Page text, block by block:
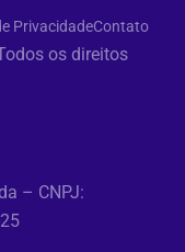
PrivacidadeContato
os direitos
– CNPJ: